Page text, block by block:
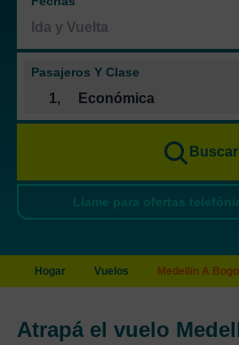
Pasajeros Y Clase
1, Económica
Buscar
Llame para ofertas
Hogar Vuelos Medellin A
Atrapá el vuelo